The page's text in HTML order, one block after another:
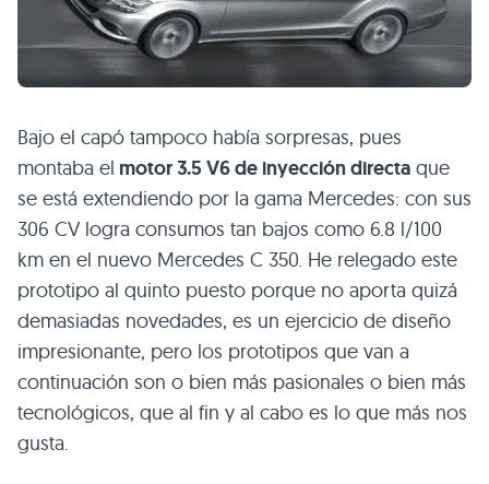
Bajo el capó tampoco había sorpresas, pues
montaba el motor 3.5 V6 de inyección directa que
se está extendiendo por la gama Mercedes: con sus
306 CV logra consumos tan bajos como 6.8 l/100
km en el nuevo Mercedes C 350. He relegado este
prototipo al quinto puesto porque no aporta quizá
demasiadas novedades, es un ejercicio de diseño
impresionante, pero los prototipos que van a
continuación son o bien más pasionales o bien más
tecnológicos, que al fin y al cabo es lo que más nos
gusta.